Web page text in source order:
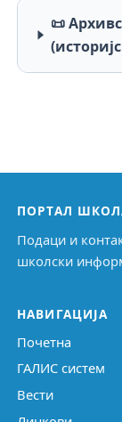
📜
ПОРТАЛ
Подаци и
школски
НАВИГАЦИЈА
Почетна
ГАЛИС систем
Вести